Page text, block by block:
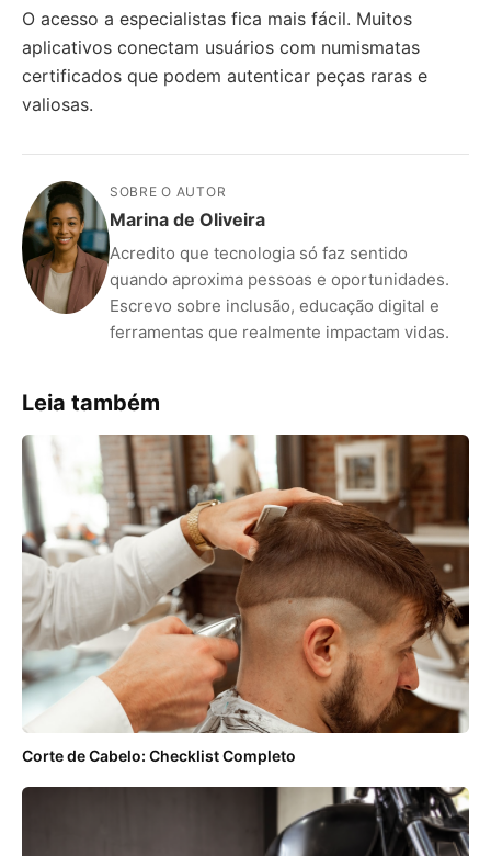
O acesso a especialistas fica mais fácil. Muitos
aplicativos conectam usuários com numismatas
certificados que podem autenticar peças raras e
valiosas.
SOBRE O AUTOR
Marina de Oliveira
Acredito que tecnologia só faz sentido
quando aproxima pessoas e oportunidades.
Escrevo sobre inclusão, educação digital e
ferramentas que realmente impactam vidas.
Leia também
Corte de Cabelo: Checklist Completo